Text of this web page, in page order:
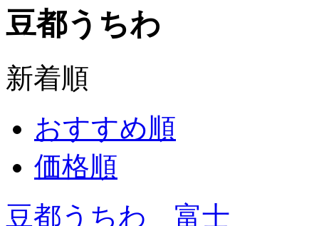
豆都うちわ
新着順
おすすめ順
価格順
豆都うちわ 富士